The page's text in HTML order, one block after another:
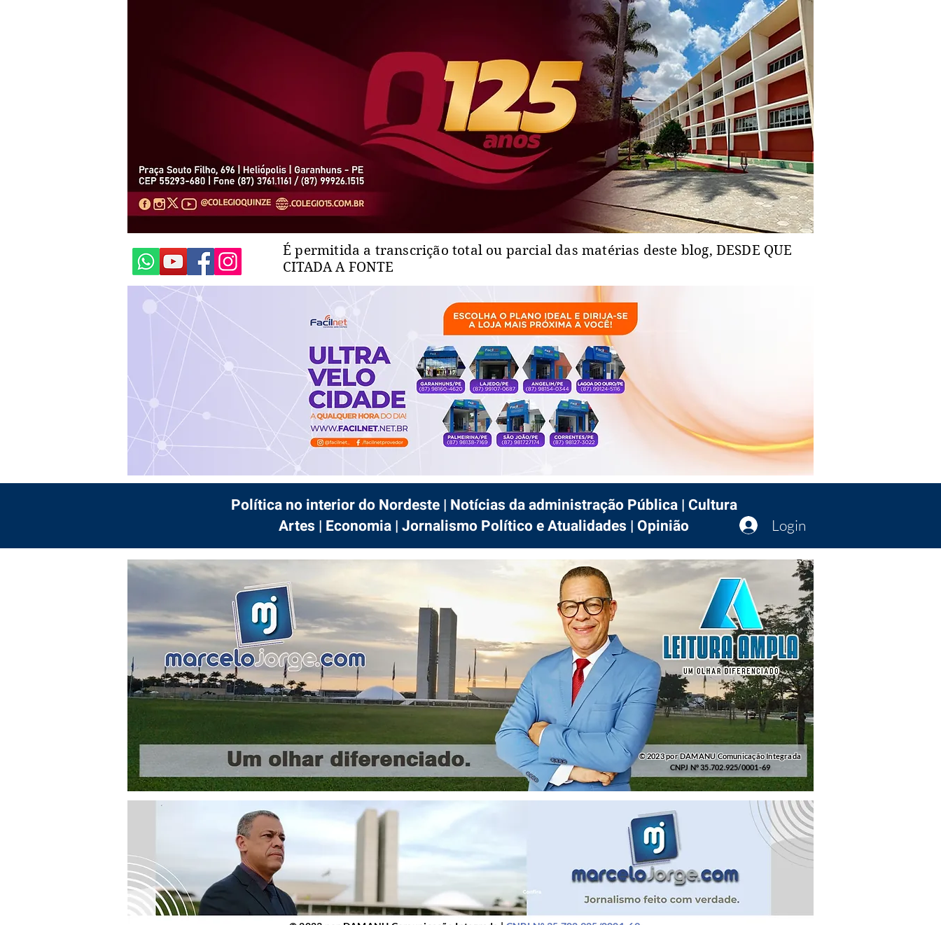
É permitida a transcrição total ou parcial das matérias deste blog, DESDE QUE
CITADA A FONTE
Login
Política no interior do Nordeste | Notícias da administração Pública | Cultura
Artes | Economia | Jornalismo Político e Atualidades | Opinião
© 2023 por DAMANU Comunicação Integrada
CNPJ Nº 35.702.925/0001-69
© 2023 por DAMANU Comunicação Integrada | CNPJ Nº 35.702.925/0001-69